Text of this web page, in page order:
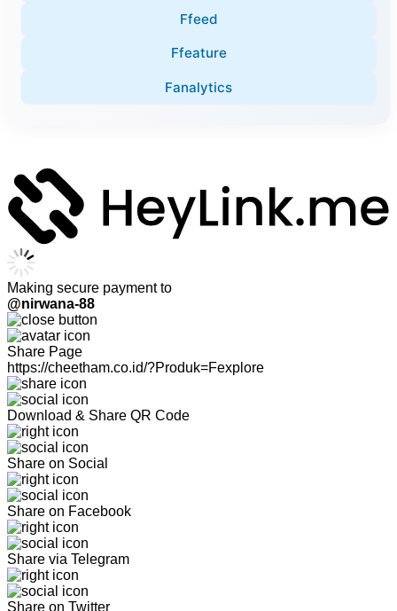
Ffeed
Ffeature
Fanalytics
Making secure payment to
@nirwana-88
Share Page
https://cheetham.co.id/?Produk=Fexplore
Download & Share QR Code
Share on Social
Share on Facebook
Share via Telegram
Share on Twitter